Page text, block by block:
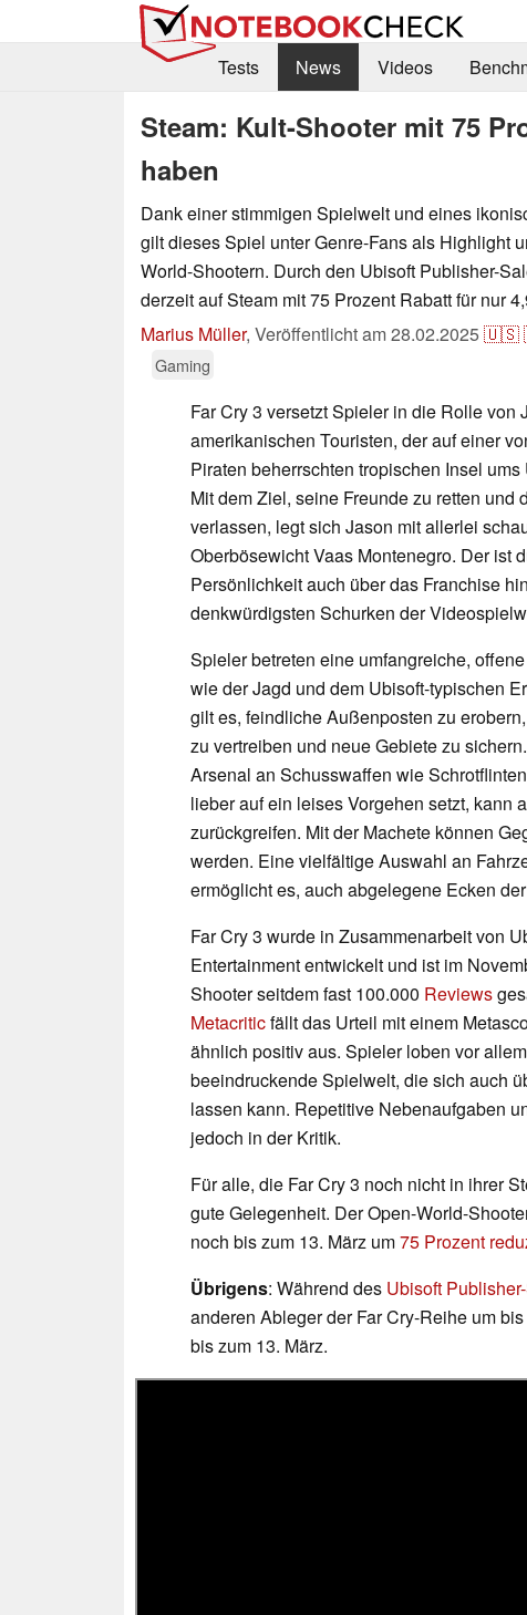
Tests
News Videos
Steam: Kult-Shooter mit 75
haben
Dank einer stimmigen Spielwelt und eines
gilt dieses Spiel unter Genre-Fans als Highlight
World-Shootern. Durch den Ubisoft Publisher-
derzeit auf Steam mit 75 Prozent Rabatt für nur
Marius Müller, Veröffentlicht am28.02.2025🇺🇸
Gaming
Far Cry 3 versetzt Spieler in die Rolle von
amerikanischen Touristen, der auf einer
Piraten beherrschten tropischen Insel
Mit dem Ziel, seine Freunde zu retten und
verlassen, legt sich Jason mit allerlei
Oberbösewicht Vaas Montenegro. Der ist
Persönlichkeit auch über das Franchise
denkwürdigsten Schurken der
Spieler betreten eine umfangreiche,
wie der Jagd und dem Ubisoft-typischen
gilt es, feindliche Außenposten zu
zu vertreiben und neue Gebiete zu
Arsenal an Schusswaffen wie
lieber auf ein leises Vorgehen setzt, kann
zurückgreifen. Mit der Machete können
werden. Eine vielfältige Auswahl an
ermöglicht es, auch abgelegene Ecken
Far Cry 3 wurde in Zusammenarbeit von
Entertainment entwickelt und ist im
Shooter seitdem fast 100.000 Reviews
Metacriticfällt das Urteil mit einem
ähnlich positiv aus. Spieler loben vor
beeindruckende Spielwelt, die sich auch
lassen kann. Repetitive Nebenaufgaben
jedoch in der Kritik.
Für alle, die Far Cry 3 noch nicht in ihrer
gute Gelegenheit. Der Open-World-
noch bis zum 13. März um75 Prozent
Übrigens: Während des Ubisoft
anderen Ableger der Far Cry-Reihe um
bis zum 13. März.